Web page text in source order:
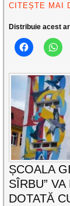
CITEȘTE MAI
Distribuie acest
ȘCOALA
SÎRBU”
DOTATĂ